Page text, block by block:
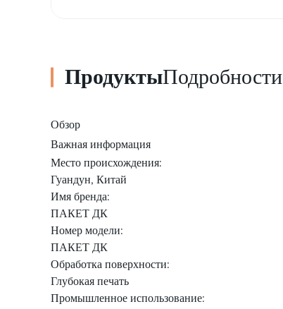
ПродуктыПодробности
Обзор
Важная информация
Место происхождения:
Гуандун, Китай
Имя бренда:
ПАКЕТ ДК
Номер модели:
ПАКЕТ ДК
Обработка поверхности:
Глубокая печать
Промышленное использование: